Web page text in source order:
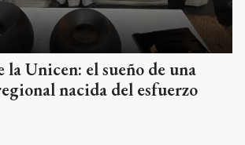
Unicen: el sueño de una
nacida del esfuerzo